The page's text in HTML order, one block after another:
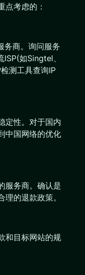
点考虑的：
务商。询问服务
如Singtel、
测工具查询IP
定性。对于国内
中国网络的优化
服务商。确认是
的退款政策。
和目标网站的规